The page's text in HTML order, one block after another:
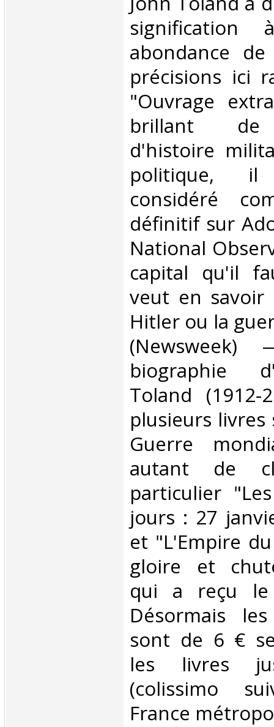
abondance
précisions ici
"Ouvrage
brillant de
d'histoire
politique,
considéré
définitif sur
National
capital qu'il
veut en savoir
Hitler ou la
biographie
Toland
plusieurs livres
Guerre
autant de
particulier
jours : 27
et "L'Empire
gloire et
qui a reçu le
Désormais
sont de 6 €
les livres
(colissimo
France